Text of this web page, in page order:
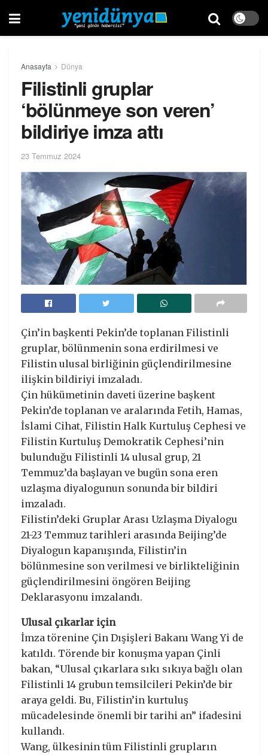
Anasayfa Dünya
Filistinli gruplar
‘bölünmeye son veren’
bildiriye imza attı
23 Temmuz 2024
Çin’in başkenti Pekin’de toplanan Filistinli
gruplar, bölünmenin sona erdirilmesi ve
Filistin ulusal birliğinin güçlendirilmesine
ilişkin bildiriyi imzaladı.
Çin hükümetinin daveti üzerine başkent
Pekin’de toplanan ve aralarında Fetih, Hamas,
İslami Cihat, Filistin Halk Kurtuluş Cephesi ve
Filistin Kurtuluş Demokratik Cephesi’nin
bulunduğu Filistinli 14 ulusal grup, 21
Temmuz’da başlayan ve bugün sona eren
uzlaşma diyalogunun sonunda bir bildiri
imzaladı.
Filistin’deki Gruplar Arası Uzlaşma Diyalogu
21-23 Temmuz tarihleri arasında Beijing’de
Diyalogun kapanışında, Filistin’in
bölünmesine son verilmesi ve birlikteliğinin
güçlendirilmesini öngören Beijing
Deklarasyonu imzalandı.
Ulusal çıkarlar için
İmza törenine Çin Dışişleri Bakanı Wang Yi de
katıldı. Törende bir konuşma yapan Çinli
bakan, “Ulusal çıkarlara sıkı sıkıya bağlı olan
Filistinli 14 grubun temsilcileri Pekin’de bir
araya geldi. Bu, Filistin’in kurtuluş
mücadelesinde önemli bir tarihi an” ifadesini
kullandı.
Wang, ülkesinin tüm Filistinli grupların